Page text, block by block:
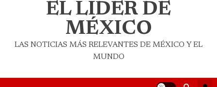
EL LÍDER DE
MÉXICO
LAS NOTICIAS MÁS RELEVANTES DE MÉXICO Y EL
MUNDO